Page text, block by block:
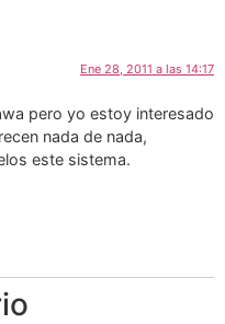
Ene 28, 2011 a las 14:17
pero yo estoy interesado
nada de nada,
este sistema.